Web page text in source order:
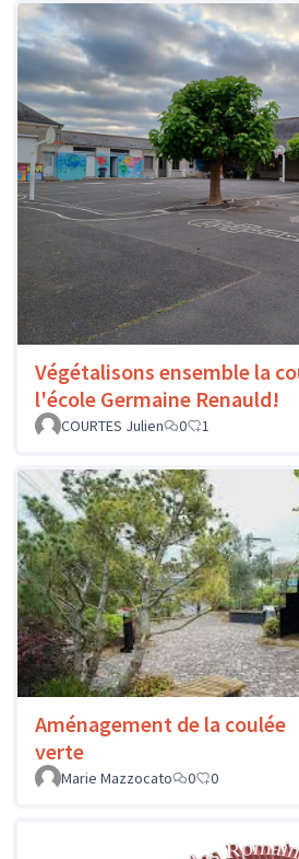
Végétalisons ensemble la
l'école Germaine Renauld!
COURTES Julien
0 1
Aménagement de la coulée
verte
Marie Mazzocato
0 0